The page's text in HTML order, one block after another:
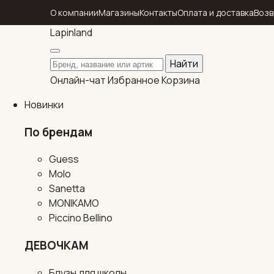
О компанииМагазиныКонтактыОплата и доставка
Lapinland
Поиск по каталогу
Найти
Онлайн-чатИзбранноеКорзина
Новинки
По брендам
Guess
Molo
Sanetta
MONIKAMO
Piccino Bellino
ДЕВОЧКАМ